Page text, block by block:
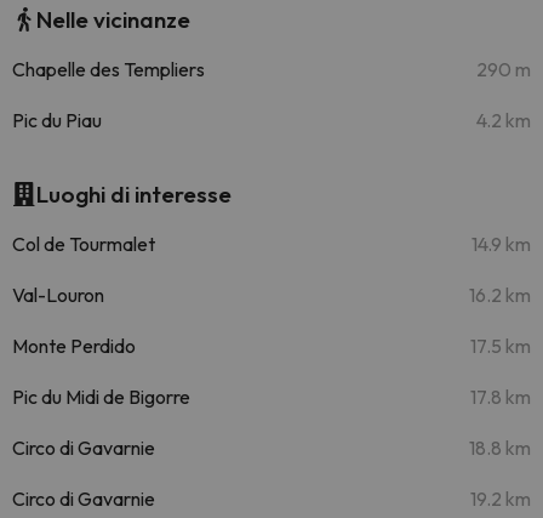
Nelle vicinanze
Chapelle des Templiers 290 m
Pic du Piau 4.2 km
Luoghi di interesse
Col de Tourmalet 14.9 km
Val-Louron 16.2 km
Monte Perdido 17.5 km
Pic du Midi de Bigorre 17.8 km
Circo di Gavarnie 18.8 km
Circo di Gavarnie 19.2 km